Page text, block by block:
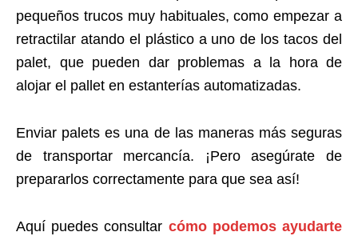
pequeños trucos muy habituales, como empezar a
retractilar atando el plástico a uno de los tacos del
palet, que pueden dar problemas a la hora de
alojar el pallet en estanterías automatizadas.
Enviar palets es una de las maneras más seguras
de transportar mercancía. ¡Pero asegúrate de
prepararlos correctamente para que sea así!
Aquí puedes consultar cómo podemos ayudarte